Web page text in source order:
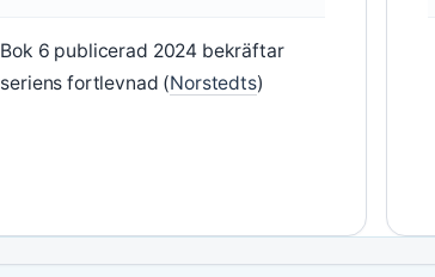
Bok 6 publicerad 2024 bekräftar
seriens fortlevnad (Norstedts)